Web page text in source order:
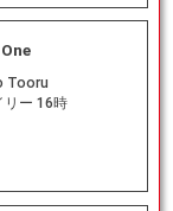
Tooru
リー 16時